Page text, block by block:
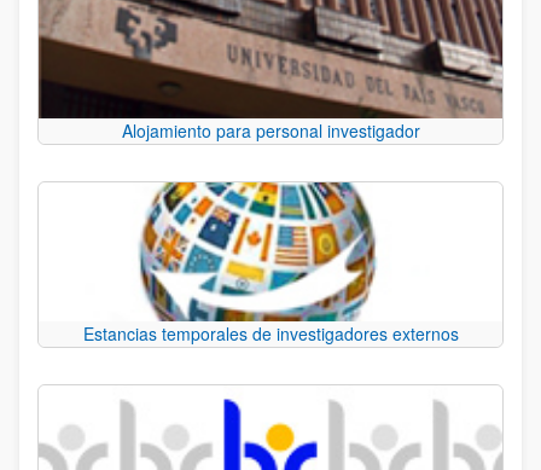
Alojamiento para personal investigador
Estancias temporales de investigadores externos